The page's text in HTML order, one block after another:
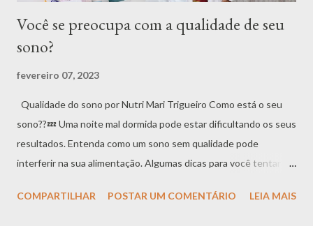
Você se preocupa com a qualidade de seu
sono?
fevereiro 07, 2023
Qualidade do sono por Nutri Mari Trigueiro Como está o seu
sono??💤 Uma noite mal dormida pode estar dificultando os seus
resultados. Entenda como um sono sem qualidade pode
interferir na sua alimentação. Algumas dicas para você tentar
➡️Escolha músicas/sons relaxantes para se preparar pra dormir.
COMPARTILHAR POSTAR UM COMENTÁRIO LEIA MAIS